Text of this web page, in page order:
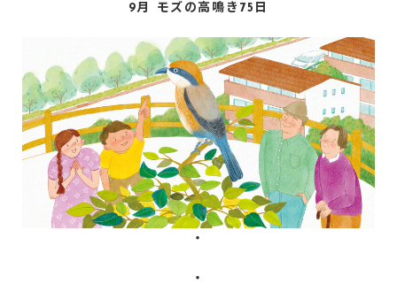
9月 モズの高鳴き75日
・
・